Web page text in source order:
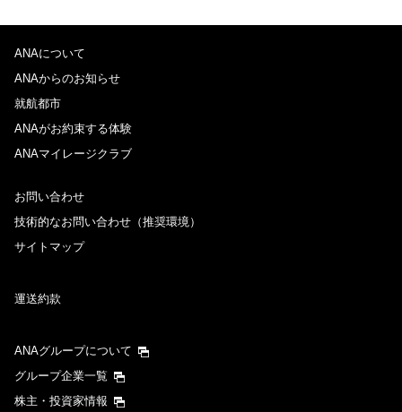
ANAについて
ANAからのお知らせ
就航都市
ANAがお約束する体験
ANAマイレージクラブ
お問い合わせ
技術的なお問い合わせ（推奨環境）
サイトマップ
運送約款
ANAグループについて
グループ企業一覧
株主・投資家情報